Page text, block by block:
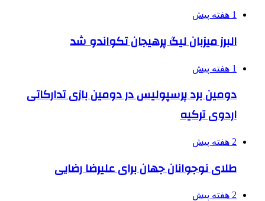
1 هفته پیش
البرز میزبان لیگ پرهیجان تکواندو شد
1 هفته پیش
دومین برد پرسپولیس در دومین بازی تدارکاتی
اردوی ترکیه
2 هفته پیش
طلای نوجوانان جهان برای علیرضا رضایی
2 هفته پیش